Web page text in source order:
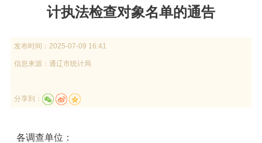
计执法检查对象名单的通告
发布时间： 2025-07-09 16:41
信息来源： 通辽市统计局
分享到：
各调查单位：